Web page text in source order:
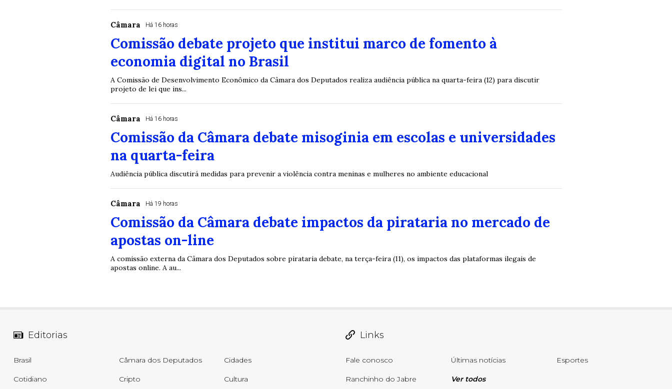
Câmara Há 16 horas
Comissão debate projeto que institui marco de fomento à
economia digital no Brasil
A Comissão de Desenvolvimento Econômico da Câmara dos Deputados realiza audiência pública na quarta-feira (12) para discutir
projeto de lei que ins...
Câmara Há 16 horas
Comissão da Câmara debate misoginia em escolas e universidades
na quarta-feira
Audiência pública discutirá medidas para prevenir a violência contra meninas e mulheres no ambiente educacional
Câmara Há 19 horas
Comissão da Câmara debate impactos da pirataria no mercado de
apostas on-line
A comissão externa da Câmara dos Deputados sobre pirataria debate, na terça-feira (11), os impactos das plataformas ilegais de
apostas online. A au...
Editorias
Brasil Câmara dos Deputados Cidades
Cotidiano Cripto Cultura
Links
Fale conosco Últimas notícias Esportes
Ranchinho do Jabre Ver todos